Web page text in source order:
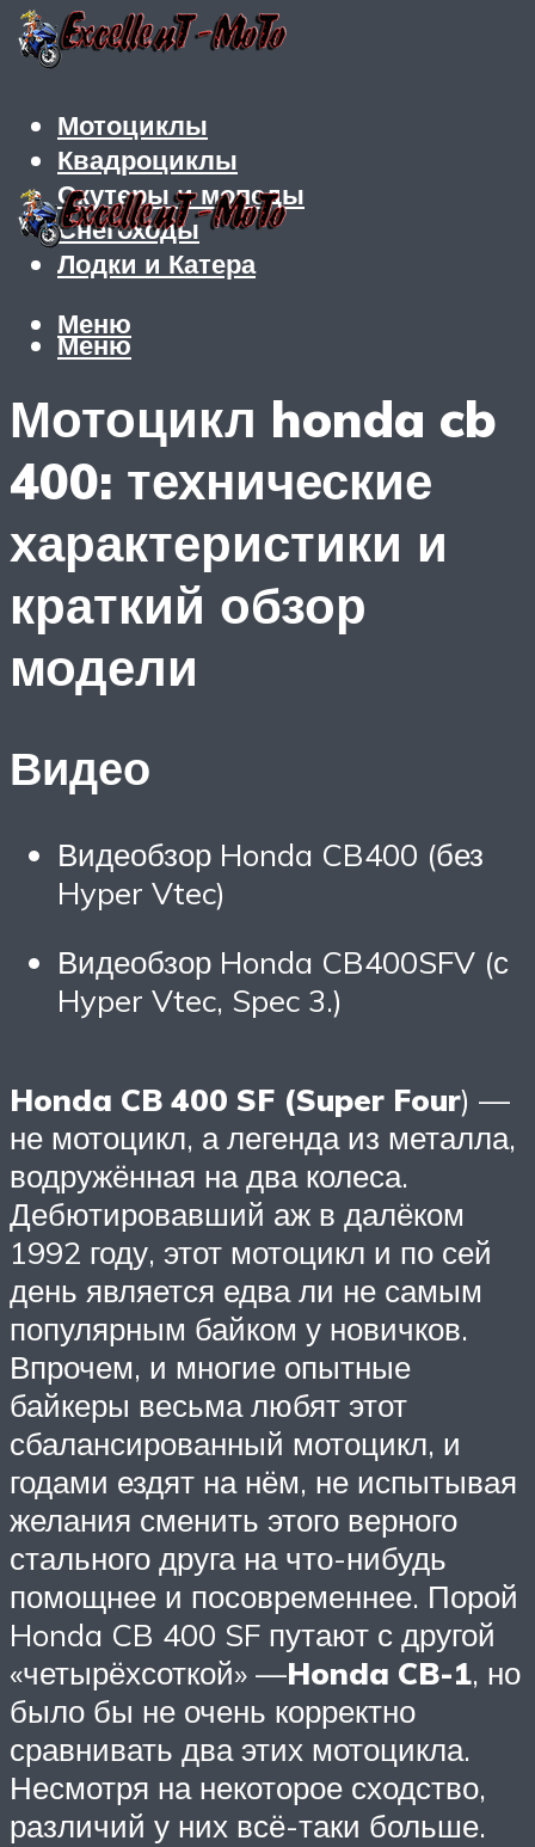
Мотоциклы
Квадроциклы
Скутеры и мопеды
Снегоходы
Лодки и Катера
Меню
Меню
Мотоцикл honda cb
400: технические
характеристики и
краткий обзор
модели
Видео
Видеобзор Honda CB400 (без
Hyper Vtec)
Видеобзор Honda CB400SFV (с
Hyper Vtec, Spec 3.)
Honda CB 400 SF (Super Four) —
не мотоцикл, а легенда из металла,
водружённая на два колеса.
Дебютировавший аж в далёком
1992 году, этот мотоцикл и по сей
день является едва ли не самым
популярным байком у новичков.
Впрочем, и многие опытные
байкеры весьма любят этот
сбалансированный мотоцикл, и
годами ездят на нём, не испытывая
желания сменить этого верного
стального друга на что-нибудь
помощнее и посовременнее. Порой
Honda CB 400 SF путают с другой
«четырёхсоткой» —Honda CB-1, но
было бы не очень корректно
сравнивать два этих мотоцикла.
Несмотря на некоторое сходство,
различий у них всё-таки больше.